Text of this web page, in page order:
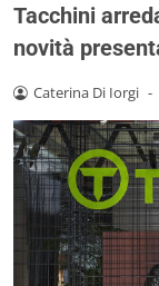
Tacchini
novità
Caterina Di Iorgi -